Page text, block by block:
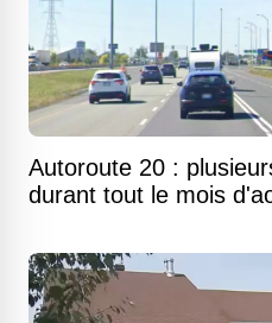
Autoroute 20 :
durant tout le mois